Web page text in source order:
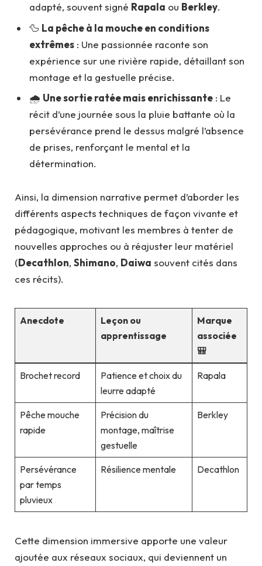
adapté, souvent signé Rapala ou Berkley.
🦆 La pêche à la mouche en conditions
extrêmes : Une passionnée raconte son
expérience sur une rivière rapide, détaillant son
montage et la gestuelle précise.
🌧️ Une sortie ratée mais enrichissante : Le
récit d’une journée sous la pluie battante où la
persévérance prend le dessus malgré l’absence
de prises, renforçant le mental et la
détermination.
Ainsi, la dimension narrative permet d’aborder les
différents aspects techniques de façon vivante et
pédagogique, motivant les membres à tenter de
nouvelles approches ou à réajuster leur matériel
(Decathlon, Shimano, Daiwa souvent cités dans
ces récits).
Anecdote
Leçon ou
apprentissage
Marque
associée
🎒
Brochet record
Patience et choix du
leurre adapté
Rapala
Pêche mouche
rapide
Précision du
montage, maîtrise
gestuelle
Berkley
Persévérance
par temps
pluvieux
Résilience mentale Decathlon
Cette dimension immersive apporte une valeur
ajoutée aux réseaux sociaux, qui deviennent un